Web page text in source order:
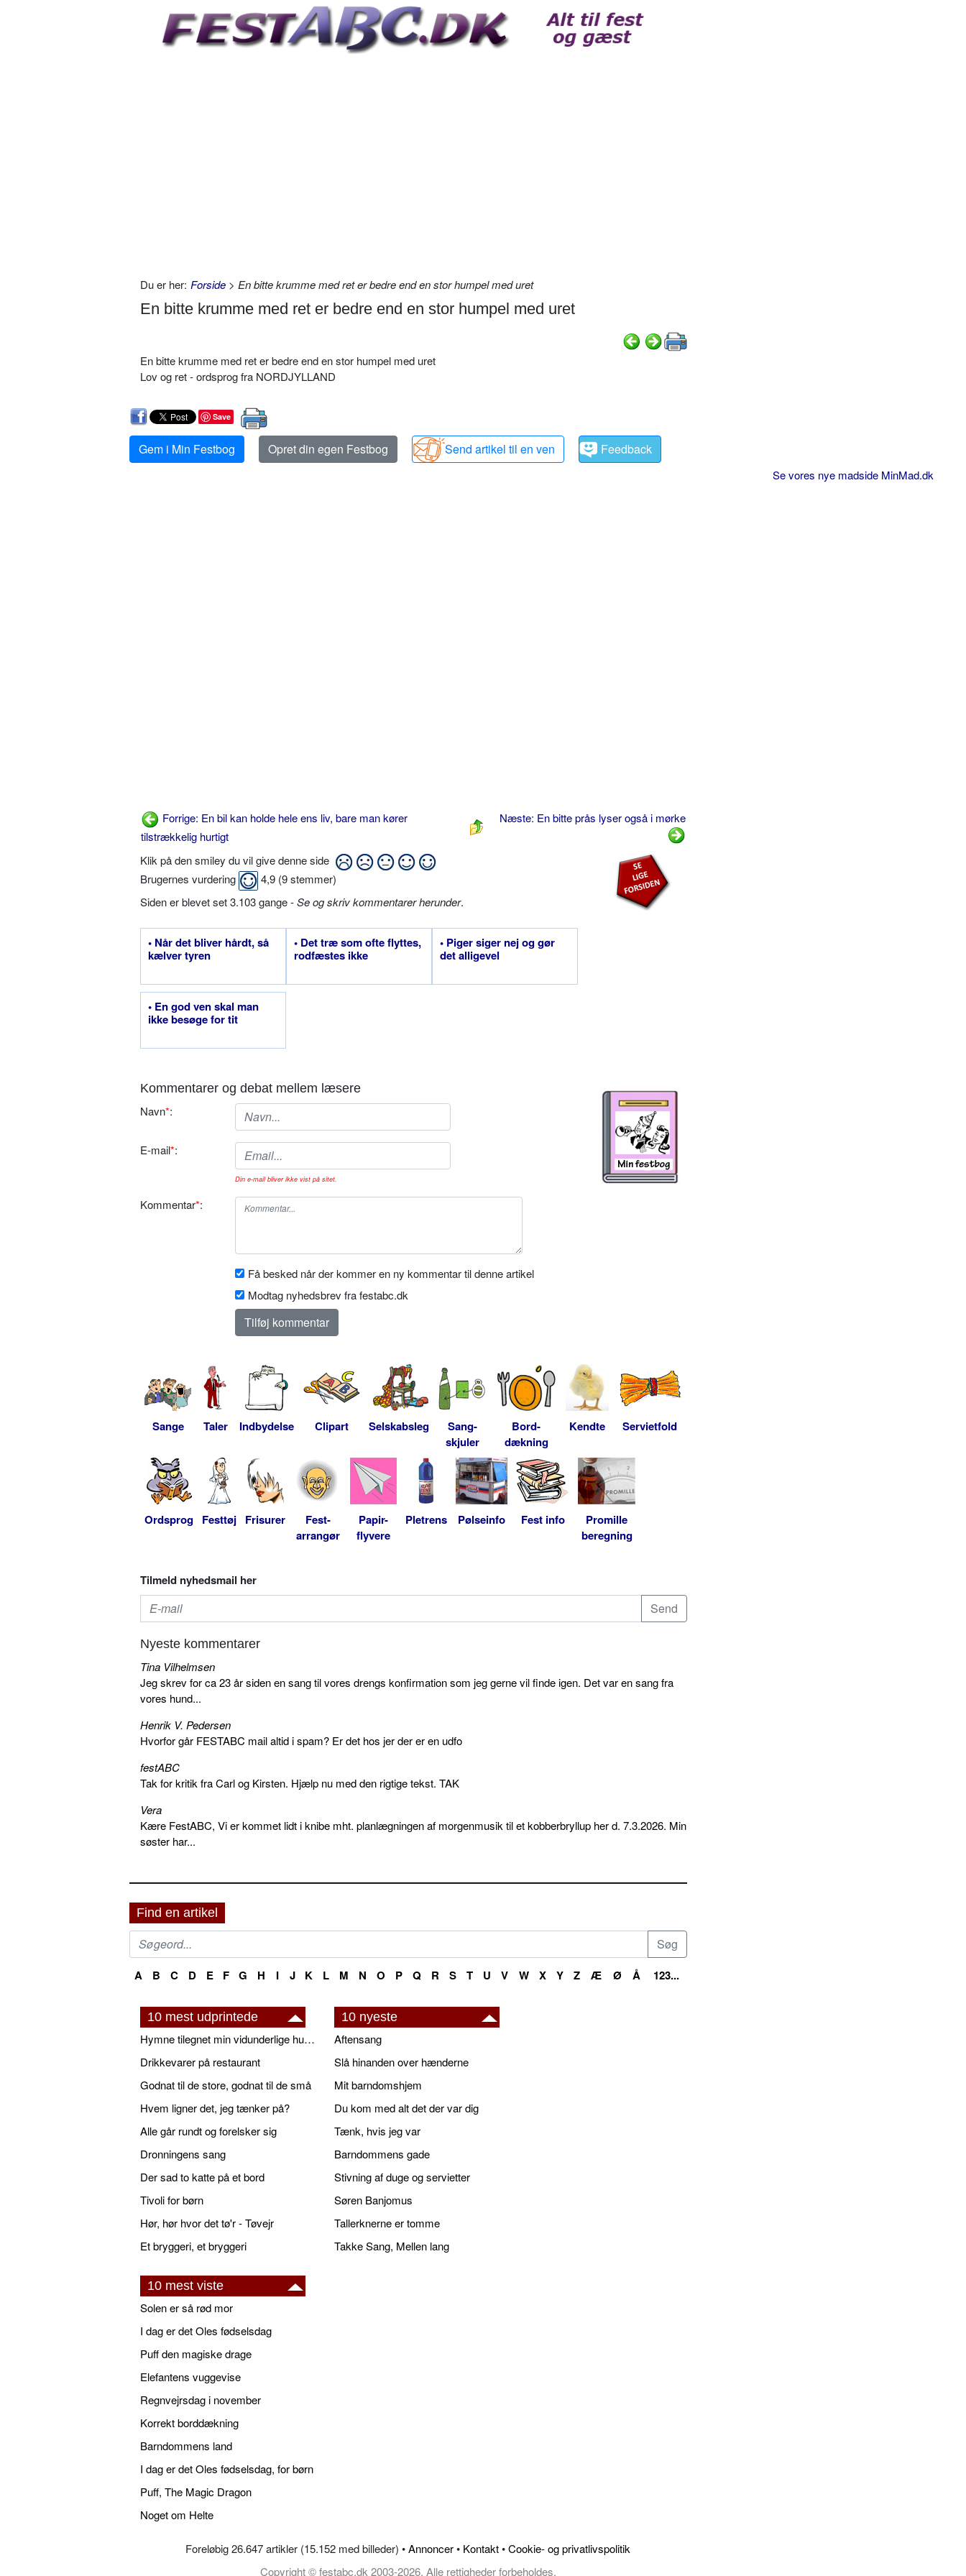
Du er her: Forside > En bitte krumme med ret er bedre end en stor humpel med uret
En bitte krumme med ret er bedre end en stor humpel med uret
En bitte krumme med ret er bedre end en stor humpel med uret
Lov og ret - ordsprog fra NORDJYLLAND
Save
Gem i Min Festbog Opret din egen Festbog Send artikel til en ven Feedback
Forrige: En bil kan holde hele ens liv, bare man kører
tilstrækkelig hurtigt
Næste: En bitte prås lyser også i mørke
Klik på den smiley du vil give denne side
Brugernes vurdering
4,9 (9stemmer)
Siden er blevet set 3.103 gange -Se og skriv kommentarer herunder.
• Når det bliver hårdt, så
kælver tyren
• Det træ som ofte flyttes,
rodfæstes ikke
• Piger siger nej og gør
det alligevel
• En god ven skal man
ikke besøge for tit
Kommentarer og debat mellem læsere
Navn*:
E-mail*:
Din e-mail bliver ikke vist på sitet.
Kommentar*:
Få besked når der kommer en ny kommentar til denne artikel
Modtag nyhedsbrev fra festabc.dk
Sange Taler Indbydelse Clipart Selskabsleg
Sang-
skjuler
Bord-
dækning
Kendte Servietfold
Ordsprog Festtøj Frisurer
Fest-
arrangør
Papir-
flyvere
Pletrens Pølseinfo Fest info
Promille
beregning
Tilmeld nyhedsmail her
Nyeste kommentarer
Tina Vilhelmsen
Jeg skrev for ca 23 år siden en sang til vores drengs konfirmation som jeg gerne vil finde igen. Det var en sang fra
vores hund...
Henrik V. Pedersen
Hvorfor går FESTABC mail altid i spam? Er det hos jer der er en udfo
festABC
Tak for kritik fra Carl og Kirsten. Hjælp nu med den rigtige tekst. TAK
Vera
Kære FestABC, Vi er kommet lidt i knibe mht. planlægningen af morgenmusik til et kobberbryllup her d. 7.3.2026. Min
søster har...
Find en artikel
A B C D E F G H I J K L M N O P Q R S T U V W X Y Z Æ Ø Å 123...
10 mest udprintede
Hymne tilegnet min vidunderlige husbond
Drikkevarer på restaurant
Godnat til de store, godnat til de små
Hvem ligner det, jeg tænker på?
Alle går rundt og forelsker sig
Dronningens sang
Der sad to katte på et bord
Tivoli for børn
Hør, hør hvor det tø'r - Tøvejr
Et bryggeri, et bryggeri
10 nyeste
Aftensang
Slå hinanden over hænderne
Mit barndomshjem
Du kom med alt det der var dig
Tænk, hvis jeg var
Barndommens gade
Stivning af duge og servietter
Søren Banjomus
Tallerknerne er tomme
Takke Sang, Mellen lang
10 mest viste
Solen er så rød mor
I dag er det Oles fødselsdag
Puff den magiske drage
Elefantens vuggevise
Regnvejrsdag i november
Korrekt borddækning
Barndommens land
I dag er det Oles fødselsdag, for børn
Puff, The Magic Dragon
Noget om Helte
Foreløbig 26.647 artikler (15.152 med billeder) •Annoncer• Kontakt•Cookie- og privatlivspolitik
Copyright © festabc.dk 2003-2026, Alle rettigheder forbeholdes.
Se vores nye madside MinMad.dk